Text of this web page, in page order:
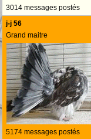
3014 messages postés
j-j 56
Grand maitre
5174 messages postés